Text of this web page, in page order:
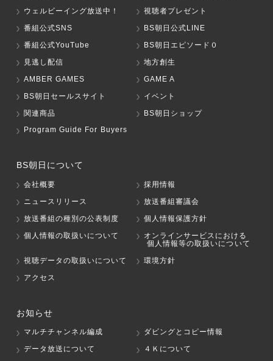
ウェルビーイング放送中！
視聴者プレゼント
番組公式SNS
BS朝日公式LINE
番組公式YouTube
BS朝日エピソード０
見逃し配信
地方創生
AMBER GAMES
GAME A
BS朝日セールスサイト
イベント
関連商品
BS朝日ショップ
Program Guide For Buyers
BS朝日について
会社概要
採用情報
ニュースリリース
放送番組審議会
放送番組の種別の公表制度
個人情報保護方針
個人情報の取扱いについて
オンラインサービスにおける
個人情報等の取扱いについて
視聴データの取扱いについて
環境方針
アクセス
お知らせ
マルチチャンネル編成
ダビングとコピー情報
データ放送について
４Ｋについて